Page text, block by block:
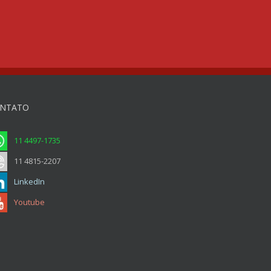
11 4497-1735
11 4815-2207
LinkedIn
Youtube